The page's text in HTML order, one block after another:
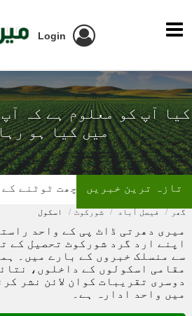
Login
کیا آپ کو معلوم ہے کہ آپ
میں کیا ہو
گھر کی چھت ٹوٹنے کے بعد
تازہ ترین خبریں
گھر فیصل آباد شورکوٹ اسکول
میری دھرتی ڈاٹ پی کے واحد
اپنے ارد گرد شورکوٹ تحصیل کے
سے منسلک خبروں کے بارے میں۔
مقامی اسکولوں کے داخلوں،
دوسری تقریبات کوان لائن نشر
میں واحد ادارہ ہے۔